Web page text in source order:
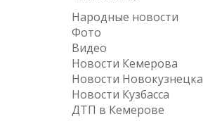
Народные новости
Фото
Видео
Новости Кемерова
Новости Новокузнецка
Новости Кузбасса
ДТП в Кемерове